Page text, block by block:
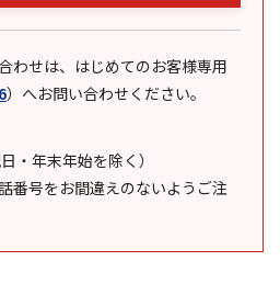
わせは、はじめてのお客様専用
） へお問い合わせください。
・年末年始を除く）
番号をお間違えのないようご注